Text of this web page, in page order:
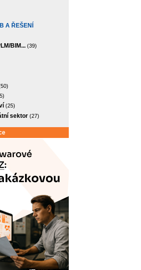
A ŘEŠENÍ
BIM... (39)
(25)
sektor (27)